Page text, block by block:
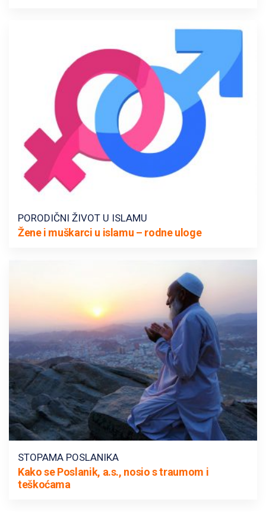
PORODIČNI ŽIVOT U ISLAMU
Žene i muškarci u islamu – rodne uloge
STOPAMA POSLANIKA
Kako se Poslanik, a.s., nosio s traumom i
teškoćama